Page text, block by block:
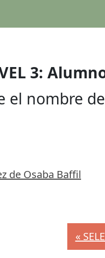
3:
el nombre
de Osaba Baffil
«